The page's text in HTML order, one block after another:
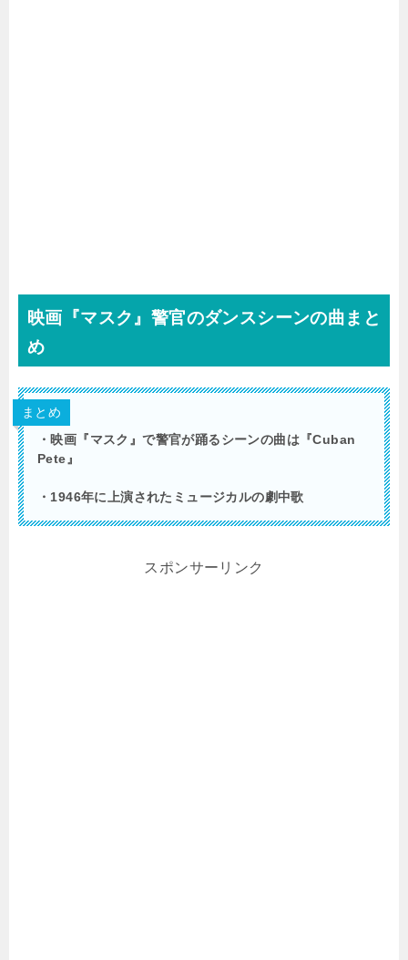
映画『マスク』警官のダンスシーンの曲まと
め
まとめ
・映画『マスク』で警官が踊るシーンの曲は『Cuban
Pete』
・1946年に上演されたミュージカルの劇中歌
スポンサーリンク